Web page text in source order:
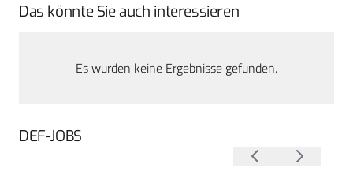
Das könnte Sie auch interessieren
Es wurden keine Ergebnisse gefunden.
DEF-JOBS